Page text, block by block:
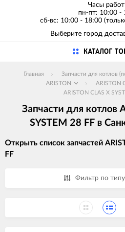
Часы
пн-пт: 10:00 -
сб-вс: 10:00 - 18:00
Выберите город
КАТАЛОГ
Главная
Запчасти для котлов
ARISTON
ARISTON
ARISTON CLAS X
Запчасти для котлов
SYSTEM 28 FF в
Открыть список запчастей
FF
Фильтр по типу